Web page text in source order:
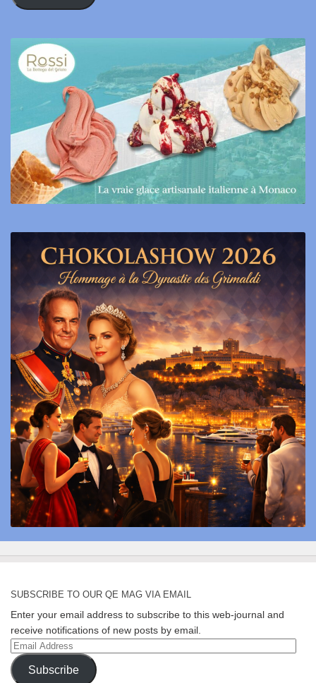
SUBSCRIBE TO OUR QE MAG VIA EMAIL
Enter your email address to subscribe to this web-journal and
receive notifications of new posts by email.
Email
Address
Subscribe